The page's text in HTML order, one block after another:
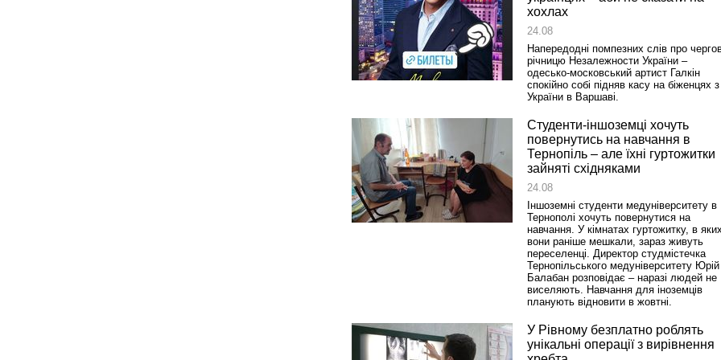
хохлах
24.08
Напередодні помпезних слів про
річницю Незалежности України –
одесько‑московський артист Галкін
спокійно собі підняв касу на біженцях з
України в Варшаві.
Студенти-іншоземці хочуть
повернутись на навчання в
Тернопіль – але їхні гуртожитки
зайняті східняками
24.08
Іншоземні студенти медуніверситету в
Тернополі хочуть повернутися на
навчання. У кімнатах гуртожитку, в
вони раніше мешкали, зараз живуть
переселенці. Директор студмістечка
Тернопільського медуніверситету Юрій
Балабан розповідає – наразі людей не
виселяють. Навчання для іноземців
планують відновити в жовтні.
У Рівному безплатно роблять
унікальні операції з вирівнення